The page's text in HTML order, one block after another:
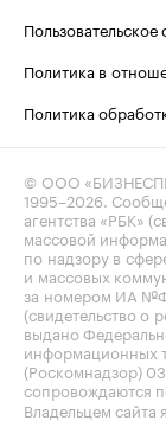
Политика в
Политика
© ООО
1995–2026 .
агентства «РБК»
массовой
по надзору в
и массовых
за номером ИА
(свидетельство о
выдано
информационных
(Роскомнадзор)
сопровождаются
Владельцем сайта